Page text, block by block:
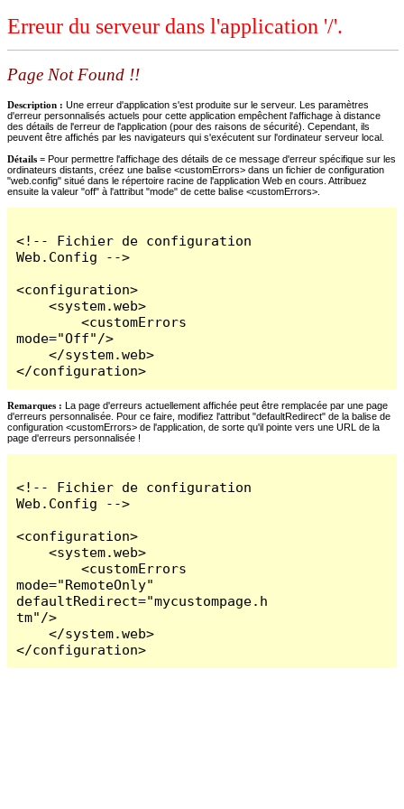
Erreur du serveur dans l'application '/'.
Page Not Found !!
Description : Une erreur d'application s'est produite sur le serveur. Les paramètres
d'erreur personnalisés actuels pour cette application empêchent l'affichage à distance
des détails de l'erreur de l'application (pour des raisons de sécurité). Cependant, ils
peuvent être affichés par les navigateurs qui s'exécutent sur l'ordinateur serveur local.
Détails = Pour permettre l'affichage des détails de ce message d'erreur spécifique sur les
ordinateurs distants, créez une balise <customErrors> dans un fichier de configuration
"web.config" situé dans le répertoire racine de l'application Web en cours. Attribuez
ensuite la valeur "off" à l'attribut "mode" de cette balise <customErrors>.
<!-- Fichier de configuration
Web.Config -->
<configuration>
    <system.web>
        <customErrors
mode="Off"/>
    </system.web>
</configuration>
Remarques : La page d'erreurs actuellement affichée peut être remplacée par une page
d'erreurs personnalisée. Pour ce faire, modifiez l'attribut "defaultRedirect" de la balise de
configuration <customErrors> de l'application, de sorte qu'il pointe vers une URL de la
page d'erreurs personnalisée !
<!-- Fichier de configuration
Web.Config -->
<configuration>
    <system.web>
        <customErrors
mode="RemoteOnly"
defaultRedirect="mycustompage.h
tm"/>
    </system.web>
</configuration>